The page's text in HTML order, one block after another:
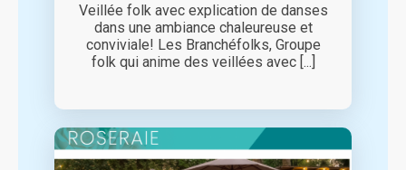
Veillée folk avec explication de danses
dans une ambiance chaleureuse et
conviviale! Les Branchéfolks, Groupe
folk qui anime des veillées avec [...]